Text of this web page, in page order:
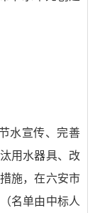
水宣传、完善
用水器具、改
施，在六安市
名单由中标人